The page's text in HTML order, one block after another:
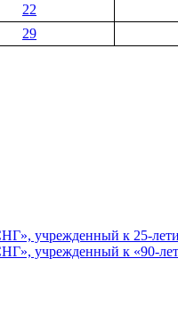
22
29
учрежденный к 25-
учрежденный к «90-